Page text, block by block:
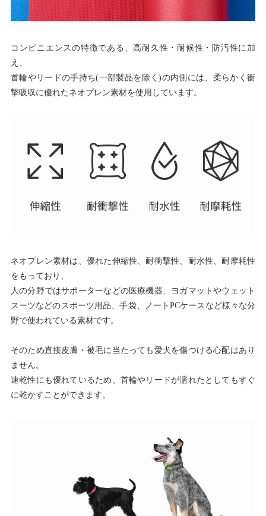
コンビニエンスの特徴である、高耐久性・耐候性・防汚性に加
え、
首輪やリードの手持ち(一部製品を除く)の内側には、柔らかく衝
撃吸収に優れたネオプレン素材を使用しています。
ネオプレン素材は、優れた伸縮性、耐衝撃性、耐水性、耐摩耗性
をもっており、
人の分野ではサポーターなどの医療機器、ヨガマットやウェット
スーツなどのスポーツ用品、手袋、ノートPCケースなど様々な分
野で使われている素材です。
そのため直接皮膚・被毛に当たっても愛犬を傷つける心配はあり
ません。
速乾性にも優れているため、首輪やリードが濡れたとしてもすぐ
に乾かすことができます。